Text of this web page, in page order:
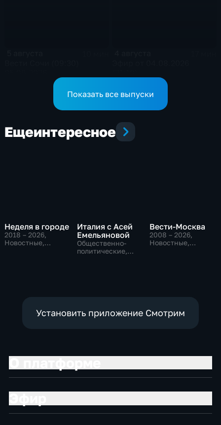
Показать все выпуски
Ещеинтересное
Неделя в городе
2018 – 2026,
Новостные,
Италия с Асей
Емельяновой
Общественно-
политические,
Вести-Москва
2008 – 2026,
Новостные,
Установить приложение Смотрим